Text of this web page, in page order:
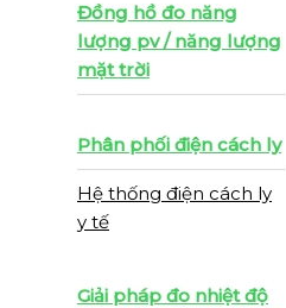
Đồng hồ đo năng
lượng pv / năng lượng
mặt trời
Phân phối điện cách ly
Hệ thống điện cách ly
y tế
Giải pháp đo nhiệt độ